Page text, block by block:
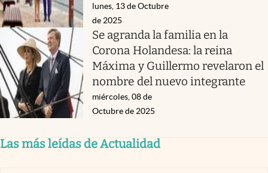
lunes, 13 de Octubre
de 2025
Se agranda la familia en la
Corona Holandesa: la reina
Máxima y Guillermo revelaron el
nombre del nuevo integrante
miércoles, 08 de
Octubre de 2025
Las más leídas de Actualidad